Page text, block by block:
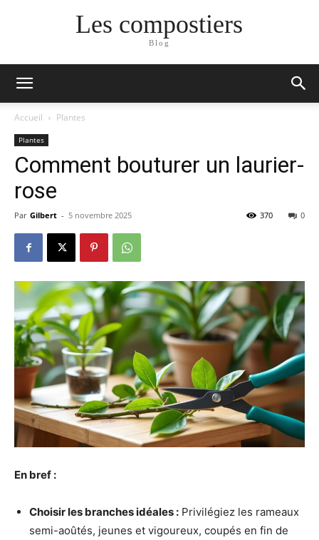
Les compostiers
Blog
Accueil Plantes
Plantes
Comment bouturer un laurier-
rose
Par Gilbert - 5 novembre 2025 0
370
En bref :
Choisir les branches idéales : Privilégiez les rameaux
semi-aoûtés, jeunes et vigoureux, coupés en fin de